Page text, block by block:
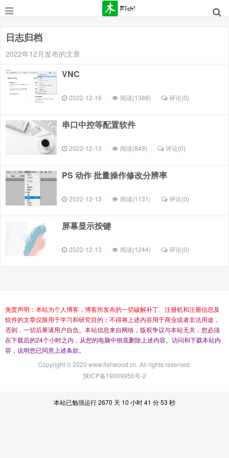
日志归档
2022年12月发布的文章
VNC
2022-12-16 阅读(1388) 评论(0)
串口中控等配置软件
2022-12-13 阅读(849) 评论(0)
PS 动作 批量操作修改分辨率
2022-12-13 阅读(1131) 评论(0)
屏幕显示按键
2022-12-13 阅读(1244) 评论(0)
免责声明 ： 本站为个人博客 ， 博客所发布的一切破解补丁 注册机和注册信息及
软件的文章仅限用于学习和研究目的 ； 不得将 上述内容用于商业或者非法用途 ，
否则 ， 一切后果请用户自负。 本站信息来自网络 ， 版权争议与本站无关 ， 您必须
在下载后的24个小时之内 ， 从您的电脑中彻底删除 上述内容。 访问和下载本站内
容 ， 说明您已同意 上述条款。
Copyright © 2020 www.fishwood.cn. All rights reserved.
陕ICP备19009956号-2
本站已勉强运行 2670 天 10 小时 41 分 53 秒